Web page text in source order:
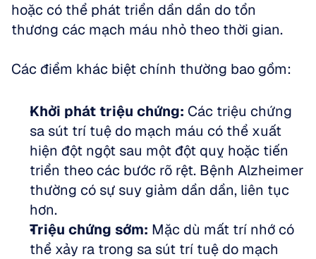
hoặc có thể phát triển dần dần do tổn
thương các mạch máu nhỏ theo thời gian.
Các điểm khác biệt chính thường bao gồm:
Khởi phát triệu chứng: Các triệu chứng
sa sút trí tuệ do mạch máu có thể xuất
hiện đột ngột sau một đột quỵ hoặc tiến
triển theo các bước rõ rệt. Bệnh Alzheimer
thường có sự suy giảm dần dần, liên tục
hơn.
Triệu chứng sớm: Mặc dù mất trí nhớ có
thể xảy ra trong sa sút trí tuệ do mạch